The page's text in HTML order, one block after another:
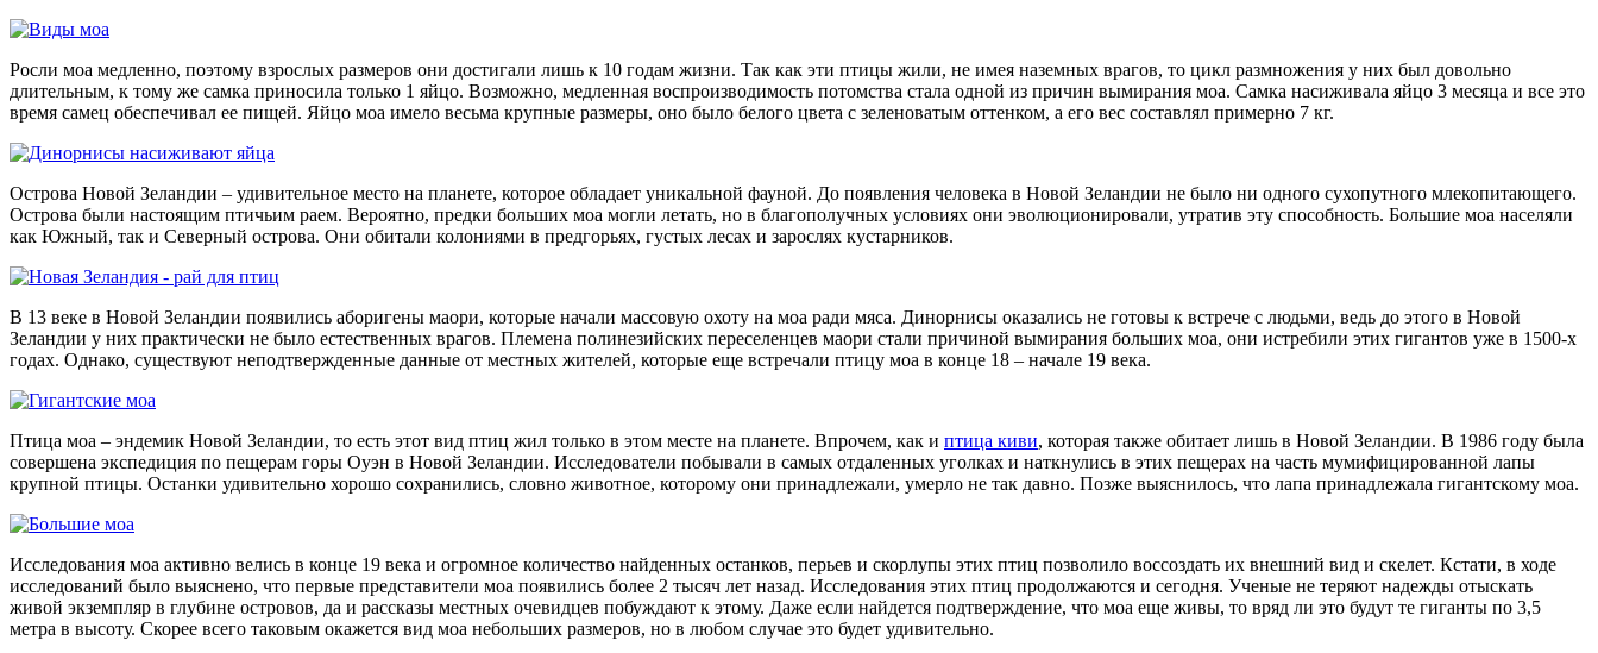
Росли моа медленно, поэтому взрослых размеров они достигали лишь к 10 годам жизни. Так как эти птицы жили, не имея наземных врагов, то цикл размножения у них был довольно
длительным, к тому же самка приносила только 1 яйцо. Возможно, медленная воспроизводимость потомства стала одной из причин вымирания моа. Самка насиживала яйцо 3 месяца и все это
время самец обеспечивал ее пищей. Яйцо моа имело весьма крупные размеры, оно было белого цвета с зеленоватым оттенком, а его вес составлял примерно 7 кг.
Острова Новой Зеландии – удивительное место на планете, которое обладает уникальной фауной. До появления человека в Новой Зеландии не было ни одного сухопутного млекопитающего.
Острова были настоящим птичьим раем. Вероятно, предки больших моа могли летать, но в благополучных условиях они эволюционировали, утратив эту способность. Большие моа населяли
как Южный, так и Северный острова. Они обитали колониями в предгорьях, густых лесах и зарослях кустарников.
В 13 веке в Новой Зеландии появились аборигены маори, которые начали массовую охоту на моа ради мяса. Динорнисы оказались не готовы к встрече с людьми, ведь до этого в Новой
Зеландии у них практически не было естественных врагов. Племена полинезийских переселенцев маори стали причиной вымирания больших моа, они истребили этих гигантов уже в 1500-х
годах. Однако, существуют неподтвержденные данные от местных жителей, которые еще встречали птицу моа в конце 18 – начале 19 века.
Птица моа – эндемик Новой Зеландии, то есть этот вид птиц жил только в этом месте на планете. Впрочем, как и птица киви, которая также обитает лишь в Новой Зеландии. В 1986 году была
совершена экспедиция по пещерам горы Оуэн в Новой Зеландии. Исследователи побывали в самых отдаленных уголках и наткнулись в этих пещерах на часть мумифицированной лапы
крупной птицы. Останки удивительно хорошо сохранились, словно животное, которому они принадлежали, умерло не так давно. Позже выяснилось, что лапа принадлежала гигантскому моа.
Исследования моа активно велись в конце 19 века и огромное количество найденных останков, перьев и скорлупы этих птиц позволило воссоздать их внешний вид и скелет. Кстати, в ходе
исследований было выяснено, что первые представители моа появились более 2 тысяч лет назад. Исследования этих птиц продолжаются и сегодня. Ученые не теряют надежды отыскать
живой экземпляр в глубине островов, да и рассказы местных очевидцев побуждают к этому. Даже если найдется подтверждение, что моа еще живы, то вряд ли это будут те гиганты по 3,5
метра в высоту. Скорее всего таковым окажется вид моа небольших размеров, но в любом случае это будет удивительно.